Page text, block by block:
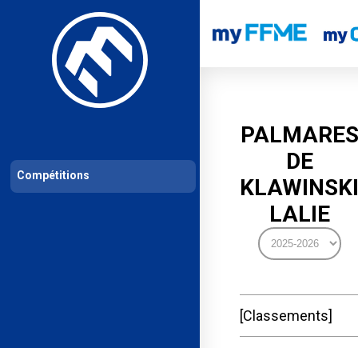
Les compétitions Calendrier de compétitions Classements
PALMARES
DE
KLAWINSKI
LALIE
Classements
Compétitions